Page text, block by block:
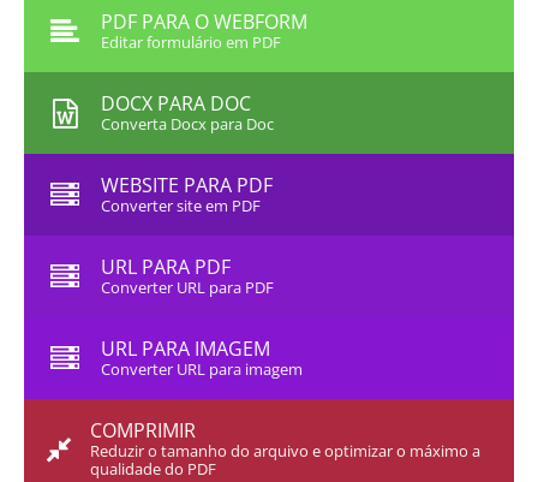
PDF PARA O WEBFORM
Editar formulário em PDF
DOCX PARA DOC
Converta Docx para Doc
WEBSITE PARA PDF
Converter site em PDF
URL PARA PDF
Converter URL para PDF
URL PARA IMAGEM
Converter URL para imagem
COMPRIMIR
Reduzir o tamanho do arquivo e optimizar o máximo a
qualidade do PDF